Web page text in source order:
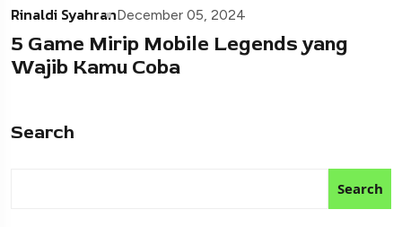
Rinaldi SyahranDecember 05, 2024
5 Game Mirip Mobile Legends yang
Wajib Kamu Coba
Search
Search